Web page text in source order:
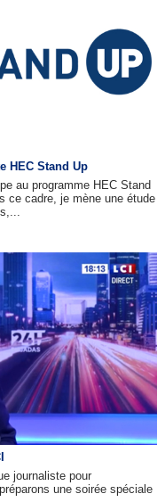
HEC Stand Up
au programme HEC Stand
ce cadre, je mène une étude
journaliste pour
une soirée spéciale